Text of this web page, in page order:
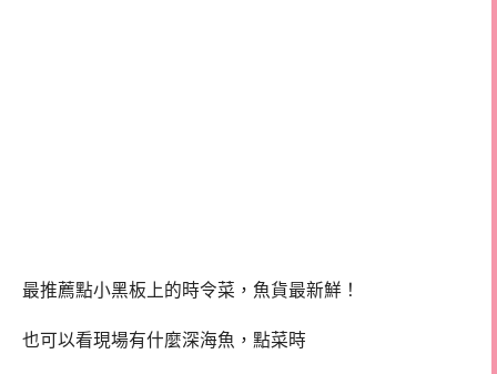
最推薦點小黑板上的時令菜，魚貨最新鮮！
也可以看現場有什麼深海魚，點菜時